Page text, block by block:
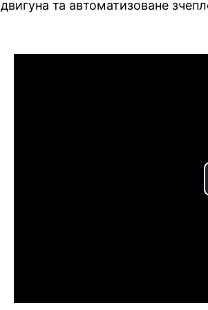
двигуна та автоматизоване